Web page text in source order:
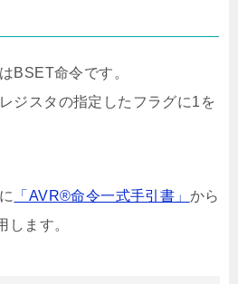
BSET命令です。
ジスタの指定したフラグに1を
「AVR®命令一式手引書」 から
します。